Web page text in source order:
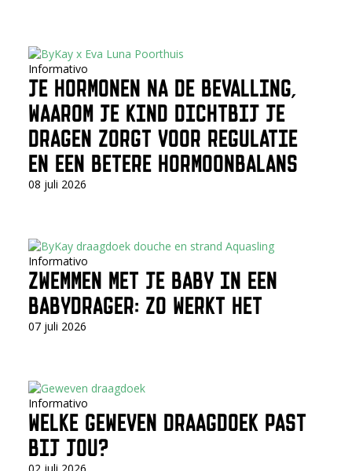
Informativo
JE HORMONEN NA DE BEVALLING,
WAAROM JE KIND DICHTBIJ JE
DRAGEN ZORGT VOOR REGULATIE
EN EEN BETERE HORMOONBALANS
08 juli 2026
Informativo
ZWEMMEN MET JE BABY IN EEN
BABYDRAGER: ZO WERKT HET
07 juli 2026
Informativo
WELKE GEWEVEN DRAAGDOEK PAST
BIJ JOU?